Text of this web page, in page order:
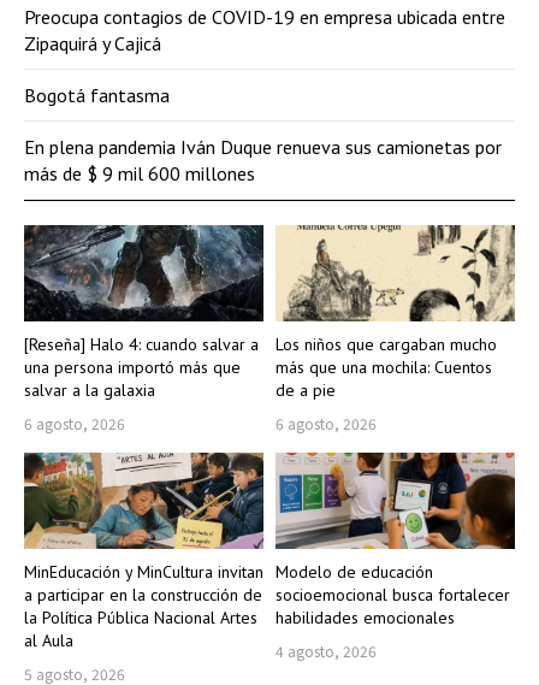
[Reseña] Halo 4: cuando salvar a
una persona importó más que
salvar a la galaxia
6 agosto, 2026
Los niños que cargaban mucho
más que una mochila: Cuentos
de a pie
6 agosto, 2026
MinEducación y MinCultura invitan
a participar en la construcción de
la Política Pública Nacional Artes
al Aula
5 agosto, 2026
Modelo de educación
socioemocional busca fortalecer
habilidades emocionales
4 agosto, 2026
Preocupa contagios de COVID-19 en empresa ubicada entre
Zipaquirá y Cajicá
Bogotá fantasma
En plena pandemia Iván Duque renueva sus camionetas por
más de $ 9 mil 600 millones